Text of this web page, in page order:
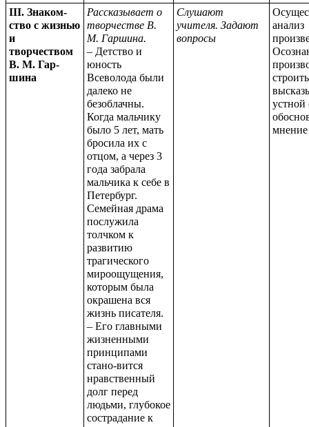
III. Знаком-
ство с жизнью
и
творчеством
В. М. Гар-
шина
Рассказывает о
творчестве В.
М. Гаршина.
– Детство и
юность
Всеволода были
далеко не
безоблачны.
Когда мальчику
было 5 лет, мать
бросила их с
отцом, а через 3
года забрала
мальчика к себе в
Петербург.
Семейная драма
послужила
толчком к
развитию
трагического
мироощущения,
которым была
окрашена вся
жизнь писателя.
– Его главными
жизненными
принципами
стано-вится
нравственный
долг перед
людьми, глубокое
сострадание к
Слушают
учителя. Задают
вопросы
анализ
мнение